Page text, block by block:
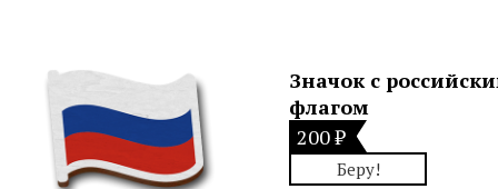
Значок с
флагом
200 ₽
Беру!